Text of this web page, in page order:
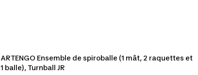
ARTENGO Ensemble de spiroballe (1 mât, 2 raquettes et
1 balle), Turnball JR